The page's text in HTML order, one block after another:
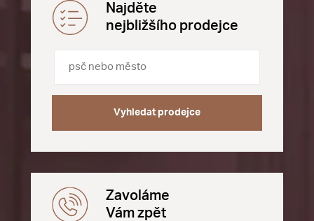
Najděte
nejbližšího prodejce
Vyhledat prodejce
Zavoláme
Vám zpět